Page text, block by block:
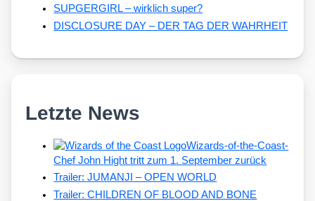
SUPGERGIRL – wirklich super?
DISCLOSURE DAY – DER TAG DER WAHRHEIT
Letzte News
Wizards-of-the-Coast-
Chef John Hight tritt zum 1. September zurück
Trailer: JUMANJI – OPEN WORLD
Trailer: CHILDREN OF BLOOD AND BONE